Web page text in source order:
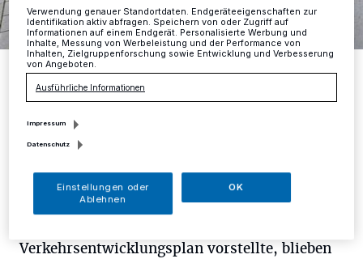
Zu den Neubauten an der Friedhofstraße gehörende Tiefgarage am
oberen Ende der Eichstraße.
Foto: RG
A
ls Katja Engelen vom Büro für Stadt-
Verkehrsentwicklungsplan vorstellte, blieben
Verwendung genauer Standortdaten. Endgeräteeigenschaften zur
Identifikation aktiv abfragen. Speichern von oder Zugriff auf
Informationen auf einem Endgerät. Personalisierte Werbung und
Inhalte, Messung von Werbeleistung und der Performance von
Inhalten, Zielgruppenforschung sowie Entwicklung und Verbesserung
von Angeboten.
Ausführliche Informationen
Impressum
Datenschutz
Einstellungen oder
Ablehnen
OK